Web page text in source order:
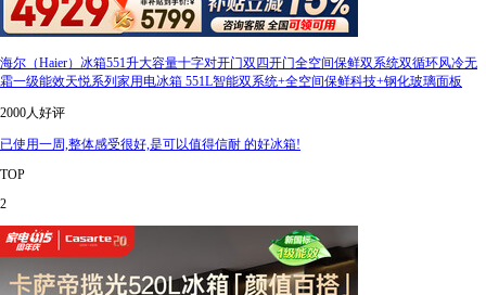
海尔（Haier）冰箱551升大容量十字对开门双四开门全空间保鲜双系统双循环风冷无
霜一级能效天悦系列家用电冰箱 551L智能双系统+全空间保鲜科技+钢化玻璃面板
2000人好评
已使用一周,整体感受很好,是可以值得信耐 的好冰箱!
TOP
2